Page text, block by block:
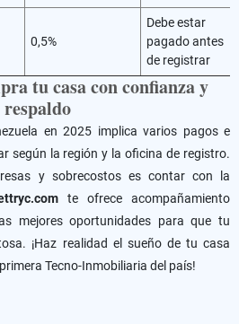
0,5%
Debe estar
pagado antes
de registrar
tu casa con confianza y
respaldo
en 2025 implica varios pagos e
según la región y la oficina de registro.
y sobrecostos es contar con la
te ofrece acompañamiento
mejores oportunidades para que tu
¡Haz realidad el sueño de tu casa
Tecno-Inmobiliaria del país!